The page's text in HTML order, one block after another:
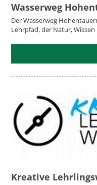
Wasserweg
Der Wasserweg
Lehrpfad, der Natur,
Kreative